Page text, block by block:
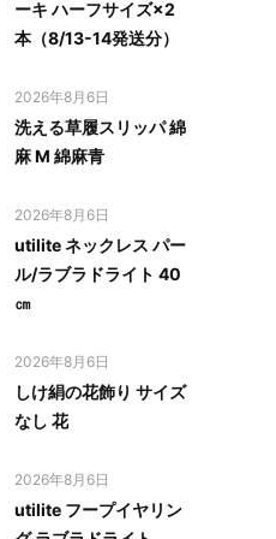
ーキ ハーフサイズ×2
本（8/13-14発送分）
2026年8月6日
洗える草履スリッパ 綿
麻 M 綿麻青
2026年8月6日
utilite ネックレス パー
ル/ラブラドライト 40
㎝
2026年8月6日
しけ絹の花飾り サイズ
なし 花
2026年8月6日
utilite フープイヤリン